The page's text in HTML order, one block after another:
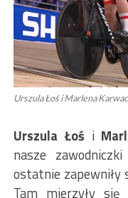
Urszula Łoś i Marlena
Urszula Łoś i
nasze
ostatnie zapewniły
Tam mierzyły